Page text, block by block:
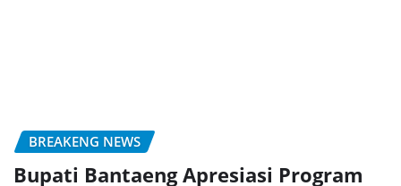
BREAKENG NEWS
Bupati Bantaeng Apresiasi Program